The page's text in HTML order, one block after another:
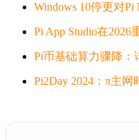
Windows 10停更对
Pi App Studio在
Pi币基础算力骤降：
Pi2Day 2024：π主